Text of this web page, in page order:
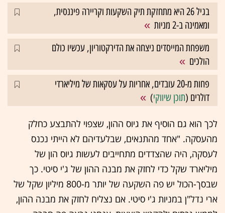
בגיל 26 היא מתחזקת תיק השקעות וקריירה פיננסית,
ומאמינה ב-2 מניות
משפחת המייסדים ניצחה את הדירקטוריון, עכשיו כולם
הולכים
פחות מ-20 עובדים, אחריות על עסקאות של מיליארדי
דולרים (תוכן שיווקי)
לכך הוא גם הוסיף את גיוס ההון, שצפוי להתבצע כחלק
מהעסקה. "אחד מהתנאים, שבלעדיהם לא הייתי נכנס
לעסקה, היה שהצדדים מתחייבים לעשות גיוס הון של
מיליארד שקל כדי לחזק את מבנה ההון של ג'י סיטי. כך
שבסך-הכול יש פה השקעה של יותר מ-800 מיליון שקל של
ארי נדל"ן במניות ג'י סיטי. אם נצליח לחזק את מבנה ההון,